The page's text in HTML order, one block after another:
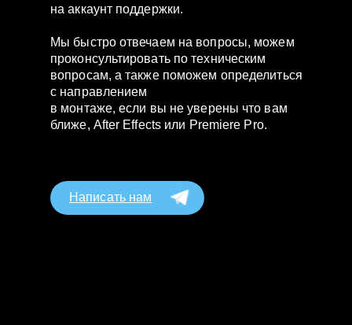
на аккаунт поддержки.
Мы быстро отвечаем на вопросы, можем
проконсультировать по техническим
вопросам, а также поможем определиться
с направлением
в монтаже, если вы не уверены что вам
ближе, After Effects или Premiere Pro.
Написать нам